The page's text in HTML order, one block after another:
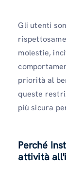
Gli utenti
molestie,
priorità al
queste
più sicura
Perché
attività